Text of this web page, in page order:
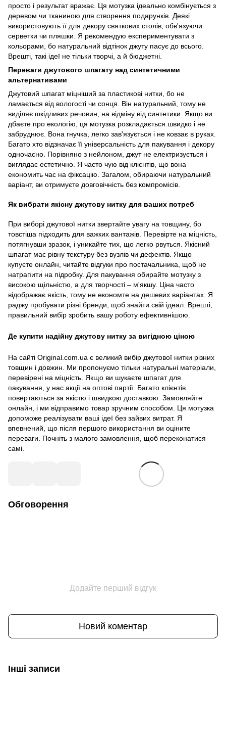
просто і результат вражає. Ця мотузка ідеально комбінується з
деревом чи тканиною для створення подарунків. Деякі
використовують її для декору святкових столів, обв'язуючи
серветки чи пляшки. Я рекомендую експериментувати з
кольорами, бо натуральний відтінок джуту пасує до всього.
Врешті, такі ідеї не тільки творчі, а й бюджетні.
Переваги джутового шпагату над синтетичними
альтернативами
Джутовий шпагат міцніший за пластикові нитки, бо не
ламається від вологості чи сонця. Він натуральний, тому не
виділяє шкідливих речовин, на відміну від синтетики. Якщо ви
дбаєте про екологію, ця мотузка розкладається швидко і не
забруднює. Вона гнучка, легко зав'язується і не ковзає в руках.
Багато хто відзначає її універсальність для пакування і декору
одночасно. Порівняно з нейлоном, джут не електризується і
виглядає естетично. Я часто чую від клієнтів, що вона
економить час на фіксацію. Загалом, обираючи натуральний
варіант, ви отримуєте довговічність без компромісів.
Як вибрати якісну джутову нитку для ваших потреб
При виборі джутової нитки звертайте увагу на товщину, бо
товстіша підходить для важких вантажів. Перевірте на міцність,
потягнувши зразок, і уникайте тих, що легко рвуться. Якісний
шпагат має рівну текстуру без вузлів чи дефектів. Якщо
купуєте онлайн, читайте відгуки про постачальника, щоб не
натрапити на підробку. Для пакування обирайте мотузку з
високою щільністю, а для творчості – м'якшу. Ціна часто
відображає якість, тому не економте на дешевих варіантах. Я
раджу пробувати різні бренди, щоб знайти свій ідеал. Врешті,
правильний вибір зробить вашу роботу ефективнішою.
Де купити надійну джутову нитку за вигідною ціною
На сайті Original.com.ua є великий вибір джутової нитки різних
товщин і довжин. Ми пропонуємо тільки натуральні матеріали,
перевірені на міцність. Якщо ви шукаєте шпагат для
пакування, у нас акції на оптові партії. Багато клієнтів
повертаються за якістю і швидкою доставкою. Замовляйте
онлайн, і ми відправимо товар зручним способом. Ця мотузка
допоможе реалізувати ваші ідеї без зайвих витрат. Я
впевнений, що після першого використання ви оціните
переваги. Почніть з малого замовлення, щоб переконатися
самі.
Обговорення
Додайте перший відгук
Новий коментар
Інші записи